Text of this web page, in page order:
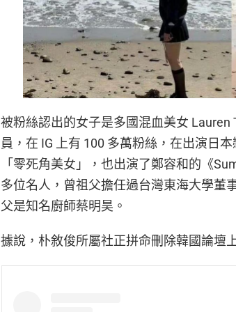
被粉絲認出的女子是多國混血美女
員，在 IG 上有 100 多萬粉絲，在出演日
「零死角美女」，也出演了鄭容和的《
多位名人，曾祖父擔任過台灣東海大學董
父是知名廚師蔡明昊。
據說，朴敘俊所屬社正拼命刪除韓國論壇